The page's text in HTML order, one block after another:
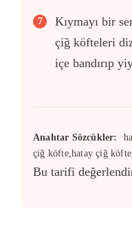
Kıymayı bir
çiğ köfteleri
içe bandırıp
Anahtar Sözcükler:
çiğ köfte,hatay çiğ
Bu tarifi